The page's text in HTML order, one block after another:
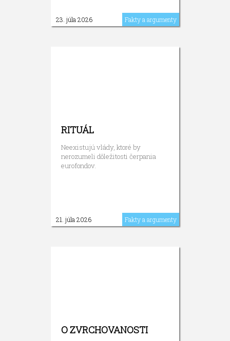
23. júla 2026 Fakty a argumenty
RITUÁL
Neexistujú vlády, ktoré by
nerozumeli dôležitosti čerpania
eurofondov.
21. júla 2026 Fakty a argumenty
O ZVRCHOVANOSTI